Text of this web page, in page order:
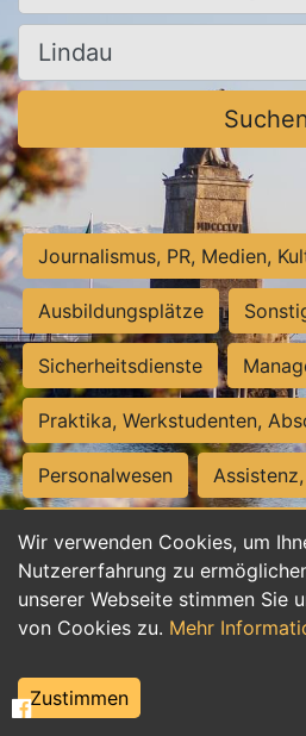
Wir verwenden Cookies, um
Nutzererfahrung zu
unserer Webseite stimmen Sie
von Cookies zu. Mehr
Zustimmen
Ort, Stadt
Journalismus, PR, Medien,
Ausbildungsplätze
Sicherheitsdienste
Praktika, Werkstudenten,
Personalwesen
Hilfskräfte, Aushilfs- und
Einkauf, Logistik,
Weiterbildung, Studium, duale
Tourismus